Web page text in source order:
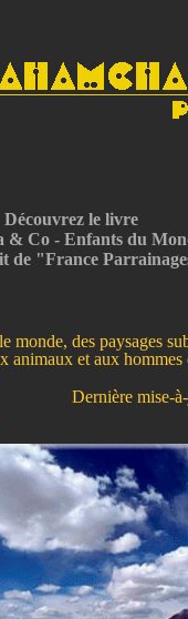
monde, des paysages
animaux et aux
Dernière mise-à-
Découvrez le livre
& Co - Enfants du
de "France